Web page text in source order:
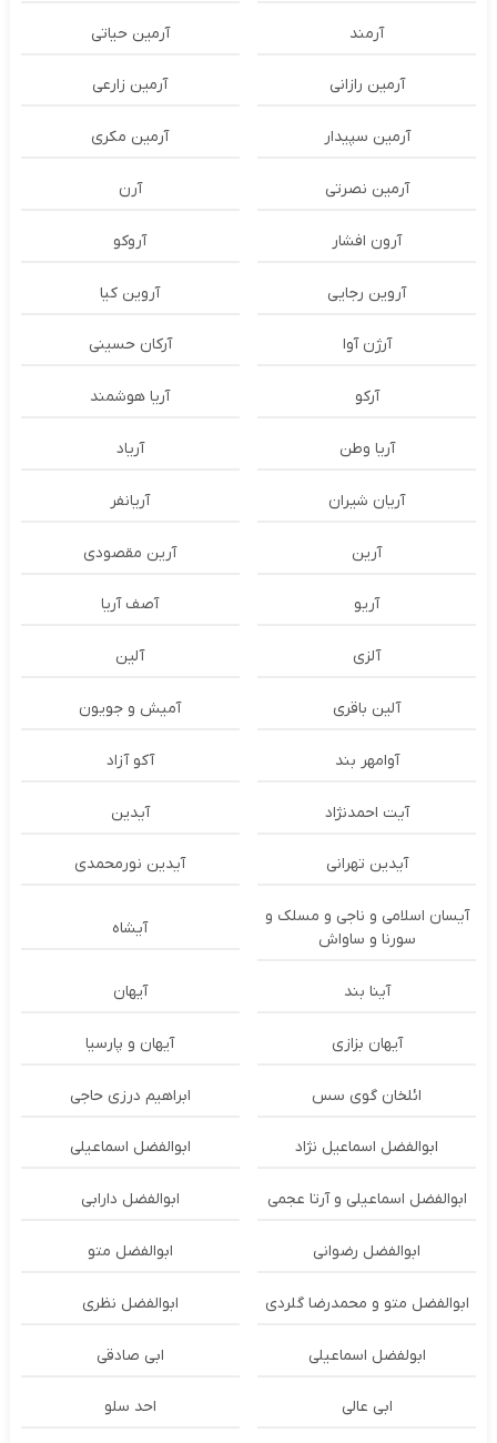
آرمند آرمین حیاتی
آرمین رازانی آرمین زارعی
آرمین سپیدار آرمین مکری
آرمین نصرتی آرن
آرون افشار آروکو
آروین رجایی آروین کیا
آرژن آوا آرکان حسینی
آرکو آریا هوشمند
آریا وطن آریاد
آریان شیران آریانفر
آرین آرین مقصودی
آریو آصف آریا
آلزی آلین
آلین باقری آمیش و جویون
آوامهر بند آکو آزاد
آیت احمدنژاد آیدین
آیدین تهرانی آیدین نورمحمدی
آیسان اسلامی و ناجی و مسلک و
سورنا و ساواش
آیشاه
آینا بند آیهان
آیهان بزازی آیهان و پارسیا
ائلخان گوی سس ابراهیم درزی حاجی
ابوالفضل اسماعیل نژاد ابوالفضل اسماعیلی
ابوالفضل اسماعیلی و آرتا عجمی ابوالفضل دارابی
ابوالفضل رضوانی ابوالفضل متو
ابوالفضل متو و محمدرضا گلردی ابوالفضل نظری
ابولفضل اسماعیلی ابی صادقی
ابی عالی احد سلو